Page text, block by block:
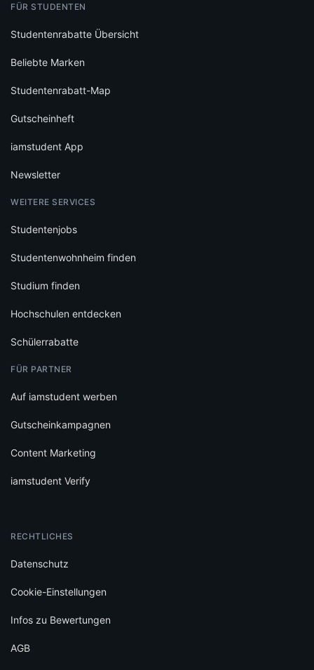
FÜR STUDENTEN
Studentenrabatte Übersicht
Beliebte Marken
Studentenrabatt-Map
Gutscheinheft
iamstudent App
Newsletter
WEITERE SERVICES
Studentenjobs
Studentenwohnheim finden
Studium finden
Hochschulen entdecken
Schülerrabatte
FÜR PARTNER
Auf iamstudent werben
Gutscheinkampagnen
Content Marketing
iamstudent Verify
RECHTLICHES
Datenschutz
Cookie-Einstellungen
Infos zu Bewertungen
AGB